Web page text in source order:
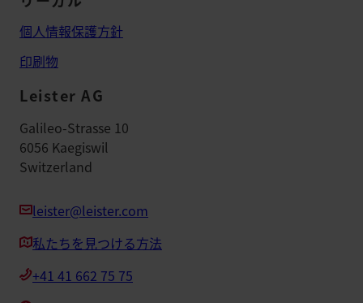
個人情報保護方針
印刷物
Leister AG
Galileo-Strasse 10
6056 Kaegiswil
Switzerland
leister@leister.com
私たちを見つける方法
+41 41 662 75 75